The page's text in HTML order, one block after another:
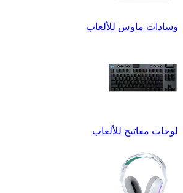
وسادات ماوس للألعاب
لوحات مفاتيح للألعاب